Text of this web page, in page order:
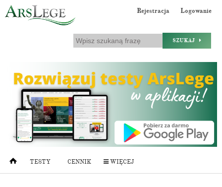
Rejestracja Logowanie
SZUKAJ
TESTY CENNIK WIĘCEJ